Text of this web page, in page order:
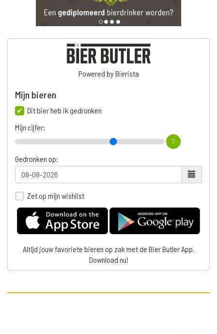
Powered by Bierista
Mijn bieren
Dit bier heb ik gedronken
Mijn cijfer:
7
Gedronken op:
Zet op mijn wishlist
Altijd jouw favoriete bieren op zak met de Bier Butler App.
Download nu!